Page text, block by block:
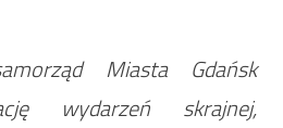
Miasta Gdańsk
wydarzeń skrajnej,